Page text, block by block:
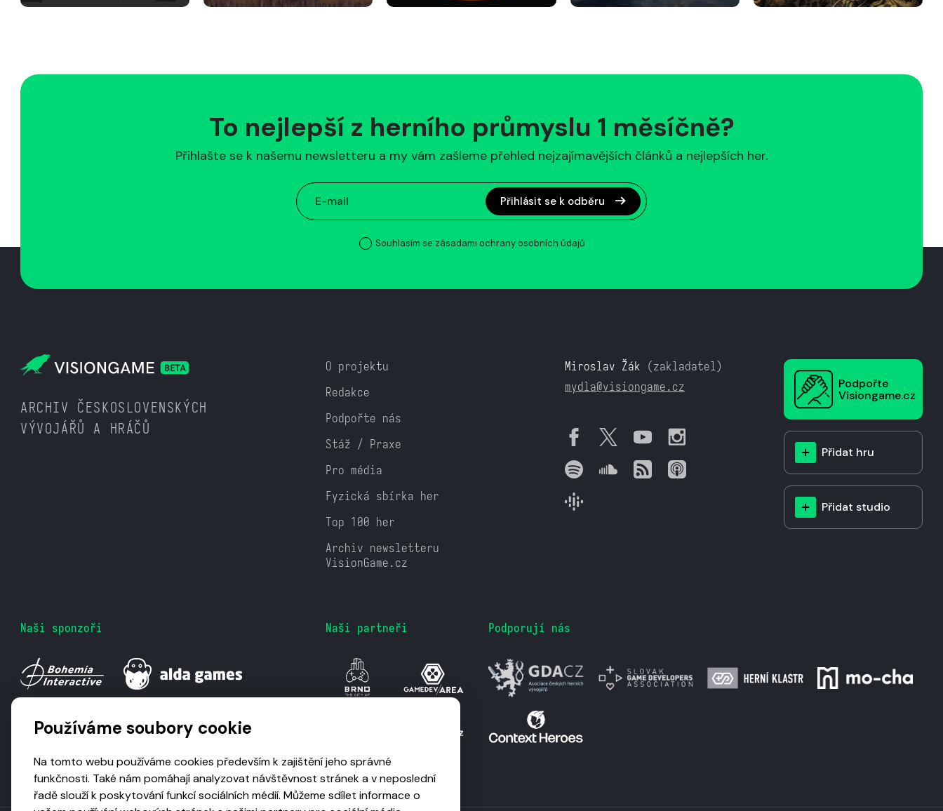
To nejlepší z herního průmyslu 1 měsíčně?
Přihlašte se k našemu newsletteru a my vám zašleme přehled nejzajímavějších článků a nejlepších her.
Přihlásit se k odběru
Souhlasím se zásadami ochrany osobních údajů
ARCHIV ČESKOSLOVENSKÝCH
VÝVOJÁŘŮ A HRÁČŮ
O projektu
Redakce
Podpořte nás
Stáž / Praxe
Pro média
Fyzická sbírka her
Top 100 her
Archiv newsletteru
VisionGame.cz
Miroslav Žák (zakladatel)
mydla@visiongame.cz
Podpořte
Visiongame.cz
Přidat hru
Přidat studio
Naši sponzoři Naši partneři Podporují nás
Používáme soubory cookie
Na tomto webu používáme cookies především k zajištění jeho správné
funkčnosti. Také nám pomáhají analyzovat návštěvnost stránek a v neposlední
řadě slouží k poskytování funkcí sociálních médií. Můžeme sdílet informace o